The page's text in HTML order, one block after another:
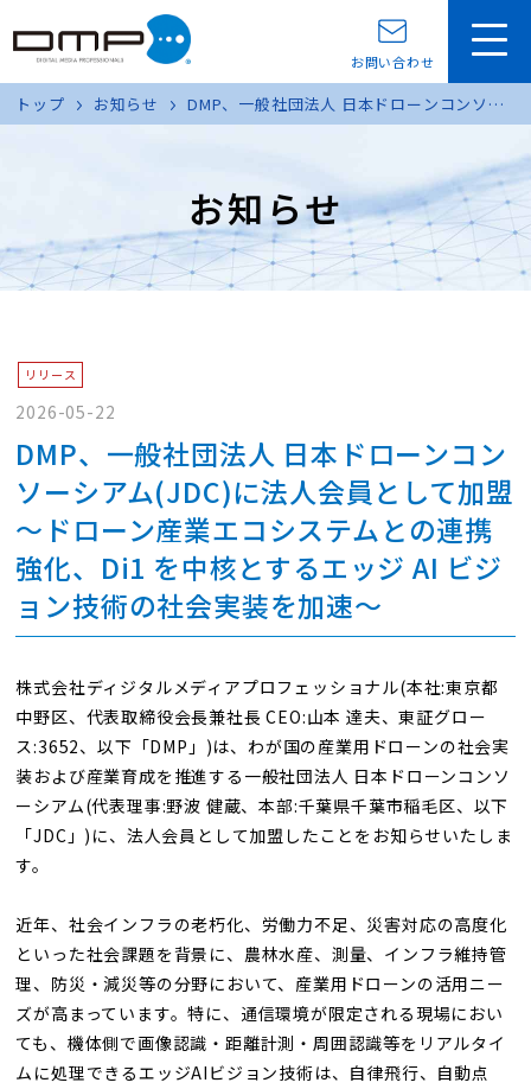
お問い合わせ
トップ お知らせ
DMP、一般社団法人 日本ドローンコンソー
シアム(JDC)に法人会員として加盟～ドロー
核とするエッジ AI ビジョン技術の社会実装
を加速～
お知らせ
リリース
2026-05-22
DMP、一般社団法人 日本ドローンコン
ソーシアム(JDC)に法人会員として加盟
～ドローン産業エコシステムとの連携
強化、Di1 を中核とするエッジ AI ビジ
ョン技術の社会実装を加速～
株式会社ディジタルメディアプロフェッショナル(本社:東京都
中野区、代表取締役会長兼社長 CEO:山本 達夫、東証グロー
ス:3652、以下「DMP」)は、わが国の産業用ドローンの社会実
装および産業育成を推進する一般社団法人 日本ドローンコンソ
ーシアム(代表理事:野波 健蔵、本部:千葉県千葉市稲毛区、以下
「JDC」)に、法人会員として加盟したことをお知らせいたしま
す。
近年、社会インフラの老朽化、労働力不足、災害対応の高度化
といった社会課題を背景に、農林水産、測量、インフラ維持管
理、防災・減災等の分野において、産業用ドローンの活用ニー
ズが高まっています。特に、通信環境が限定される現場におい
ても、機体側で画像認識・距離計測・周囲認識等をリアルタイ
ムに処理できるエッジAIビジョン技術は、自律飛行、自動点